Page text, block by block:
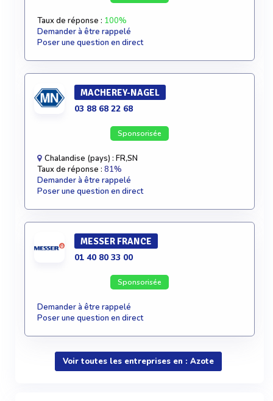
Taux de réponse : 100%
Demander à être rappelé
Poser une question en direct
MACHEREY-NAGEL
03 88 68 22 68
Sponsorisée
Chalandise (pays) : FR,SN
Taux de réponse : 81%
Demander à être rappelé
Poser une question en direct
MESSER FRANCE
01 40 80 33 00
Sponsorisée
Demander à être rappelé
Poser une question en direct
Voir toutes les entreprises en : Azote